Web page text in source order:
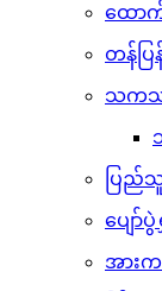
ထောက်
တန်ပ
သက
ပြည်
ပျော်
အား